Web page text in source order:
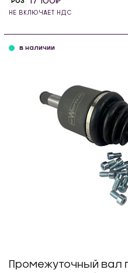
НЕ ВКЛЮЧАЕТ НДС
в наличии
Промежуточный вал